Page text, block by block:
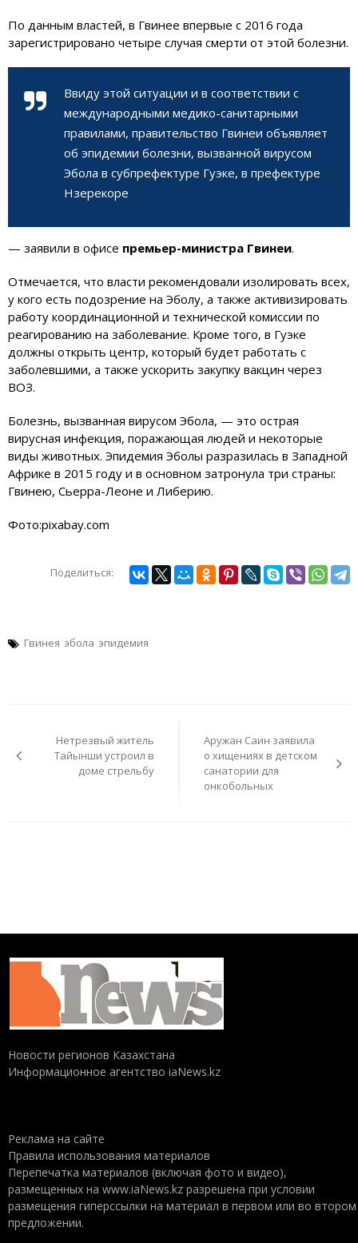
По данным властей, в Гвинее впервые с 2016 года
зарегистрировано четыре случая смерти от этой болезни.
Ввиду этой ситуации и в соответствии с
международными медико-санитарными
правилами, правительство Гвинеи объявляет
об эпидемии болезни, вызванной вирусом
Эбола в субпрефектуре Гуэке, в префектуре
Нзерекоре
— заявили в офисе премьер-министра Гвинеи.
Отмечается, что власти рекомендовали изолировать всех,
у кого есть подозрение на Эболу, а также активизировать
работу координационной и технической комиссии по
реагированию на заболевание. Кроме того, в Гуэке
должны открыть центр, который будет работать с
заболевшими, а также ускорить закупку вакцин через
ВОЗ.
Болезнь, вызванная вирусом Эбола, — это острая
вирусная инфекция, поражающая людей и некоторые
виды животных. Эпидемия Эболы разразилась в Западной
Африке в 2015 году и в основном затронула три страны:
Гвинею, Сьерра-Леоне и Либерию.
Фото:pixabay.com
Поделиться:
Гвинея эбола эпидемия
записямНетрезвый житель
Тайынши устроил в
доме стрельбу
Аружан Саин заявила
о хищениях в детском
санатории для
онкобольных
Новости регионов Казахстана
Информационное агентство iaNews.kz
Реклама на сайте
Правила использования материалов
Перепечатка материалов (включая фото и видео),
размещенных на www.iaNews.kz разрешена при условии
размещения гиперссылки на материал в первом или во втором
предложении.